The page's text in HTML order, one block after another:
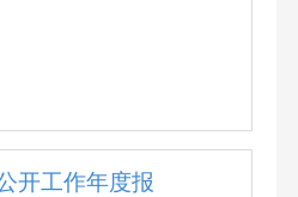
开工作年度报